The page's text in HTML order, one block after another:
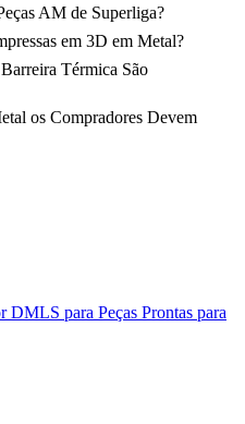
AM de Superliga?
em 3D em Metal?
Térmica São
os Compradores Devem
para Peças Prontas para